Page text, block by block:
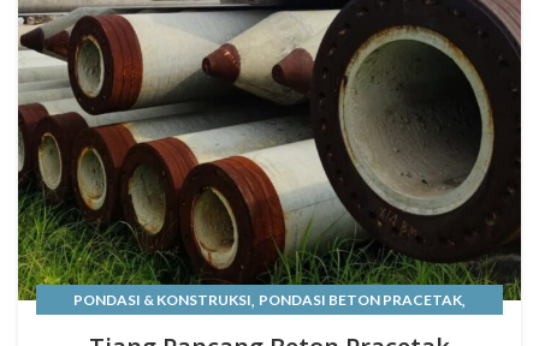
PONDASI & KONSTRUKSI, PONDASI BETON PRACETAK,